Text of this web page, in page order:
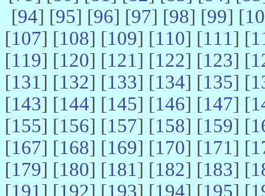
[94] [95] [96] [97] [98] [99] [
[107] [108] [109] [110] [111] [
[119] [120] [121] [122] [123] [
[131] [132] [133] [134] [135] [
[143] [144] [145] [146] [147] [
[155] [156] [157] [158] [159] [
[167] [168] [169] [170] [171] [
[179] [180] [181] [182] [183] [
[191] [192] [193] [194] [195] [